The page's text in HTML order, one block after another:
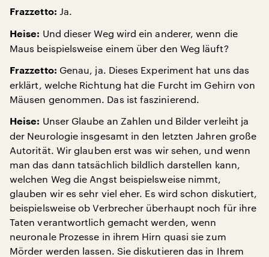
Frazzetto: Ja.
Heise: Und dieser Weg wird ein anderer, wenn die
Maus beispielsweise einem über den Weg läuft?
Frazzetto: Genau, ja. Dieses Experiment hat uns das
erklärt, welche Richtung hat die Furcht im Gehirn von
Mäusen genommen. Das ist faszinierend.
Heise: Unser Glaube an Zahlen und Bilder verleiht ja
der Neurologie insgesamt in den letzten Jahren große
Autorität. Wir glauben erst was wir sehen, und wenn
man das dann tatsächlich bildlich darstellen kann,
welchen Weg die Angst beispielsweise nimmt,
glauben wir es sehr viel eher. Es wird schon diskutiert,
beispielsweise ob Verbrecher überhaupt noch für ihre
Taten verantwortlich gemacht werden, wenn
neuronale Prozesse in ihrem Hirn quasi sie zum
Mörder werden lassen. Sie diskutieren das in Ihrem